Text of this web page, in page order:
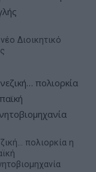
Διοικητικό
πολιορκία η